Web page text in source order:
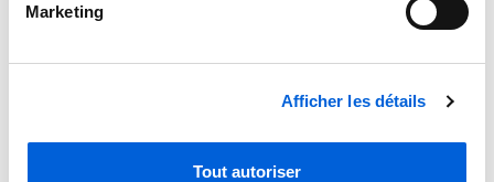
Marketing
Afficher les détails
Tout autoriser
Climatiseur compact Carrier Performance
24AHA436A003